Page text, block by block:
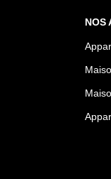
NOS